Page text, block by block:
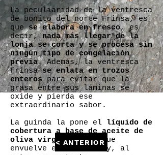
La peculiaridad de la ventresca
de bonito del norte Frinsa, es
quese elabora en fresco, es
decir,nada más llegar de la
lonja se corta y se procesa sin
ningún tipo de congelación
previa. Además, la ventresca
Frinsase enlata en trozos
enterospara evitar que la
grasa entre sus láminas se
oxide y pierda ese
extraordinario sabor.
La guinda la pone el líquido de
cobertura a base de aceite de
oliva virgen extra, que
envuelve el alimento y, al
< ANTERIOR